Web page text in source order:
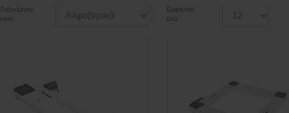
Ταξινόμηση
κατά
Εμφάνιση
ανά